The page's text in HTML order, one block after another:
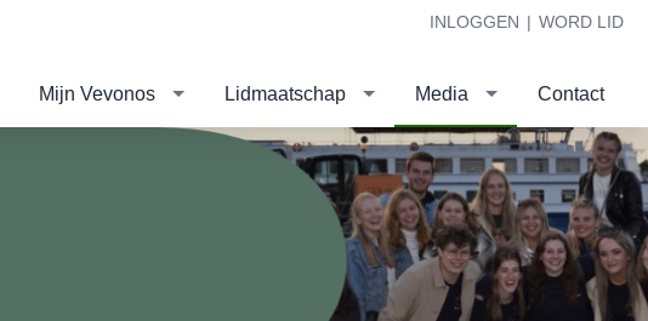
INLOGGEN | WORD LID
Mijn Vevonos Lidmaatschap Media Contact